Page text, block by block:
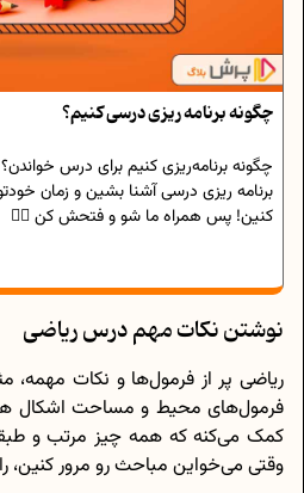
چگونه برنامه‌ ریزی درسی کنیم؟
چگونه برنامه‌ریزی کنیم برای درس
برنامه‌ ریزی درسی آشنا بشین و زمان
کنین! پس همراه ما شو و فتحش کن 🏴‍☠️
نوشتن نکات مهم درس ریاضی
ریاضی پر از فرمول‌ها و نکات مهمه،
فرمول‌های محیط و مساحت اشکال
کمک می‌کنه که همه چیز مرتب و
وقتی می‌خواین مباحث رو مرور کنین،